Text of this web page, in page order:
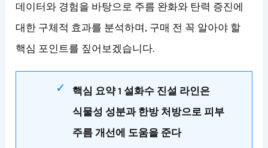
데이터와 경험을 바탕으로 주름 완화와 탄력 증진에
대한 구체적 효과를 분석하며, 구매 전 꼭 알아야 할
핵심 포인트를 짚어보겠습니다.
핵심 요약 1 설화수 진설 라인은
식물성 성분과 한방 처방으로 피부
주름 개선에 도움을 준다